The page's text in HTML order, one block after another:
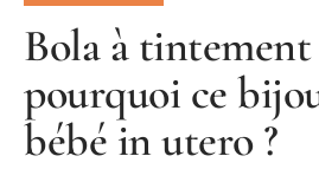
Bola à tintement
pourquoi ce
bébé in utero ?